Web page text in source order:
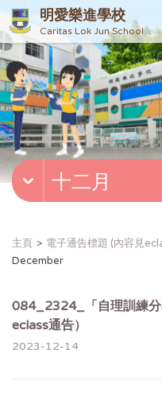
明愛樂進學校
Caritas Lok Jun School
十二月
主頁 電子通告標題 (內容見
December
084_2324_「自理訓練
eclass通告）
2023-12-14